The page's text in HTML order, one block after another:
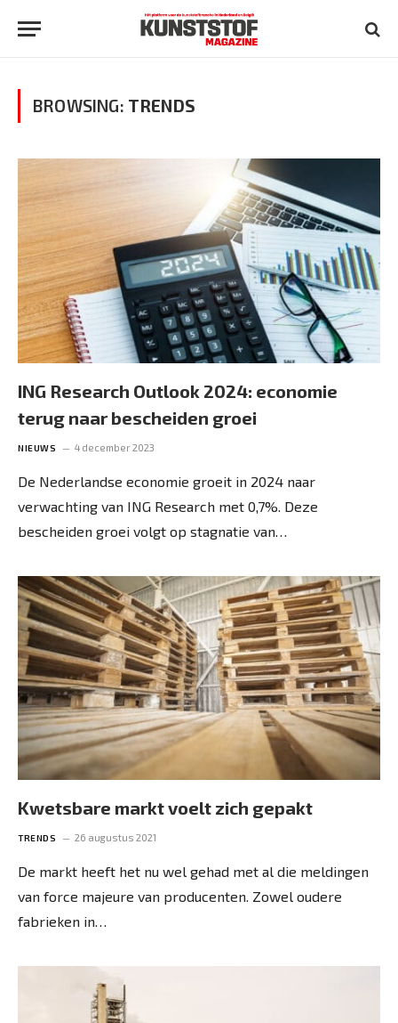
BROWSING: TRENDS
ING Research Outlook 2024: economie
terug naar bescheiden groei
NIEUWS 4 december 2023
De Nederlandse economie groeit in 2024 naar
verwachting van ING Research met 0,7%. Deze
bescheiden groei volgt op stagnatie van…
Kwetsbare markt voelt zich gepakt
TRENDS 26 augustus 2021
De markt heeft het nu wel gehad met al die meldingen
van force majeure van ­producenten. Zowel oudere
fabrieken in…